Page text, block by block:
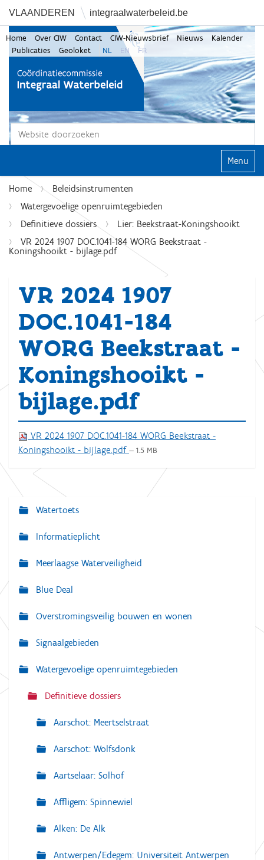
VLAANDEREN integraalwaterbeleid.be
Zoek
Home Over CIW Contact CIW-Nieuwsbrief Nieuws
Kalender
Publicaties
Geoloket NL EN FR
Klap
Home
Beleidsinstrumenten
Watergevoelige openruimtegebieden
Definitieve dossiers
Lier: Beekstraat-Koningshooikt
VR 2024 1907 DOC.1041-184 WORG Beekstraat -
Koningshooikt - bijlage.pdf
VR 2024 1907
DOC.1041-184
WORG Beekstraat -
Koningshooikt -
bijlage.pdf
VR 2024 1907 DOC.1041-184 WORG Beekstraat -
Koningshooikt - bijlage.pdf — 1.5 MB
N
a
i
g
t
Watertoets
Informatieplicht
Meerlaagse Waterveiligheid
Blue Deal
Overstromingsveilig bouwen en wonen
Signaalgebieden
Watergevoelige openruimtegebieden
Definitieve dossiers
Aarschot: Meertselstraat
Aarschot: Wolfsdonk
Aartselaar: Solhof
Affligem: Spinnewiel
Alken: De Alk
Antwerpen/Edegem: Universiteit Antwerpen